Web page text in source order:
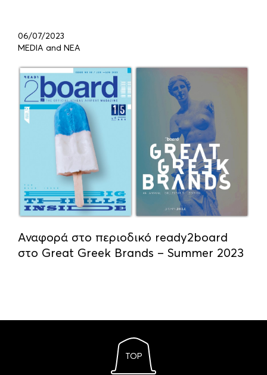
06/07/2023
MEDIA and ΝΕΑ
Αναφορά στο περιοδικό ready2board
στο Great Greek Brands – Summer 2023
TOP